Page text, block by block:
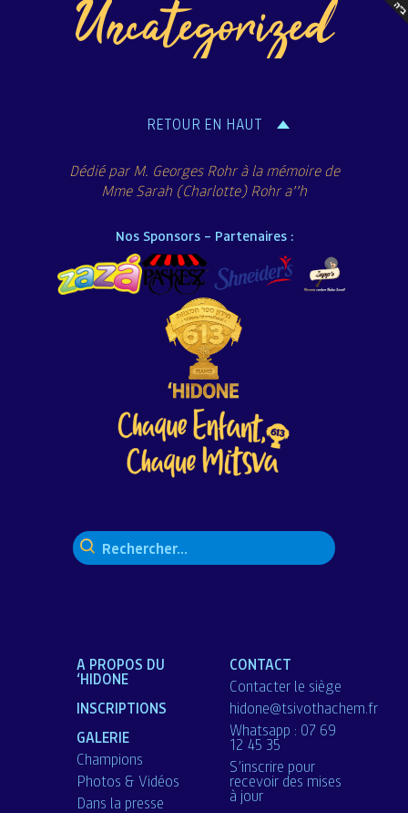
Uncategorized
RETOUR EN HAUT
Dédié par M. Georges Rohr à la mémoire de
Mme Sarah (Charlotte) Rohr a’’h
Nos Sponsors – Partenaires :
Rechercher :
A PROPOS DU
‘HIDONE
INSCRIPTIONS
GALERIE
Champions
Photos & Vidéos
Dans la presse
CONTACT
Contacter le siège
hidone@tsivothachem.fr
Whatsapp : 07 69
12 45 35
S’inscrire pour
recevoir des mises
à jour